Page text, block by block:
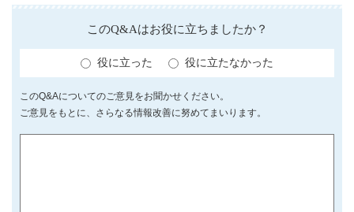
このQ&Aはお役に立ちましたか？
役に立った 役に立たなかった
このQ&Aについてのご意見をお聞かせください。
ご意見をもとに、さらなる情報改善に努めてまいります。